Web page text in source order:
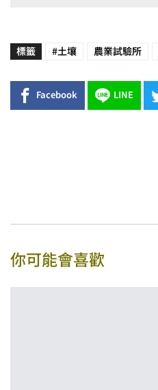
標籤 #土壤 農業試驗所
Facebook LINE
你可能會喜歡